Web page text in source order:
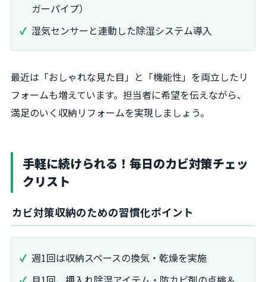
ガーパイプ）
湿気センサーと連動した除湿システム導入
最近は「おしゃれな見た目」と「機能性」を両立したリ
フォームも増えています。担当者に希望を伝えながら、
満足のいく収納リフォームを実現しましょう。
手軽に続けられる！毎日のカビ対策チェッ
クリスト
カビ対策収納のための習慣化ポイント
週1回は収納スペースの換気・乾燥を実施